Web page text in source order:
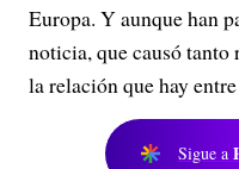
Europa. Y aunque han
noticia, que causó
la relación que hay
Sigue a